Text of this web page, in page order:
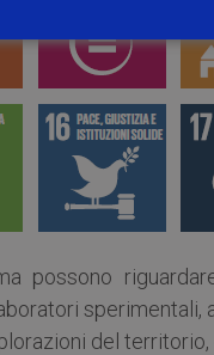
possono
del territorio,